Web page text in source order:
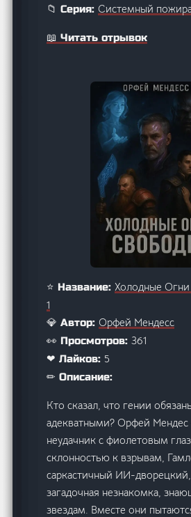
📁 Серия:Системный
📖 Читать отрывок
⭐ Название:Холодные
1
💎 Автор:Орфей Мендесс
👀 Просмотров:361
❤ Лайков: 5
✏ Описание:
Кто сказал, что гении
адекватными? Орфей
неудачник с фиолетовым
склонностью к взрывам,
саркастичный ИИ-
загадочная незнакомка,
звездам. Вместе они